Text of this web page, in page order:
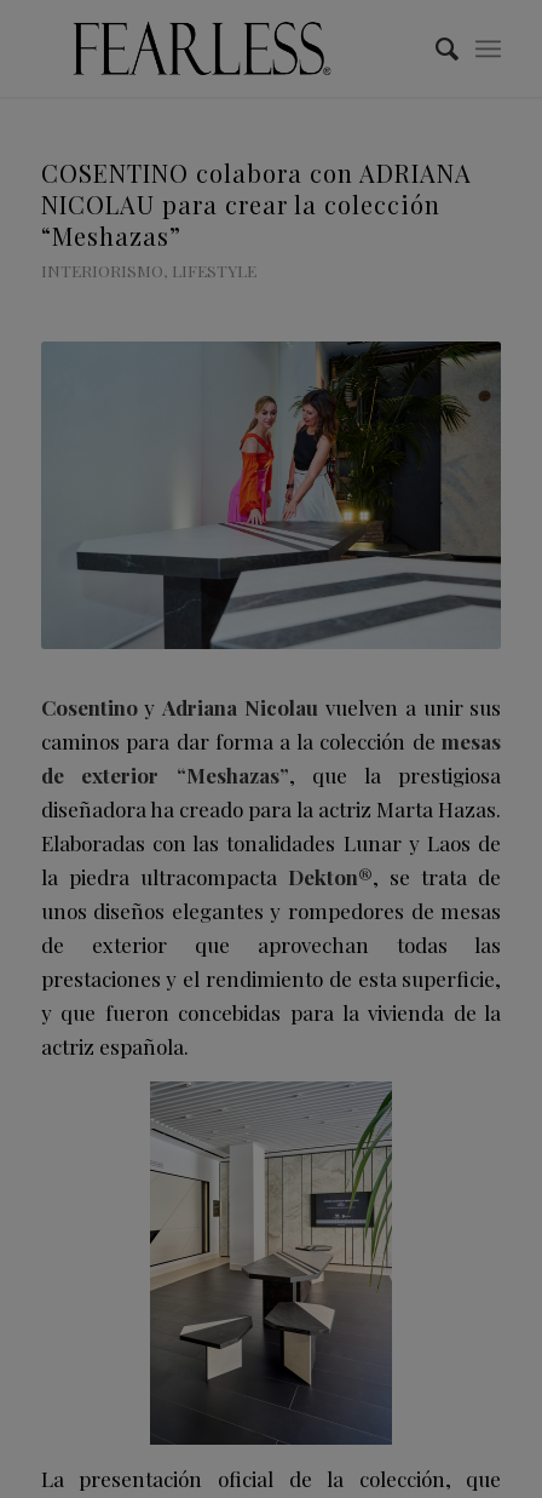
COSENTINO colabora con ADRIANA
NICOLAU para crear la colección
“Meshazas”
INTERIORISMO, LIFESTYLE
Cosentino y Adriana Nicolau vuelven a unir sus
caminos para dar forma a la colección demesas
de exterior “Meshazas”, que la prestigiosa
diseñadora ha creado para la actriz Marta Hazas.
Elaboradas con las tonalidades Lunar y Laos de
la piedra ultracompacta Dekton®, se trata de
unos diseños elegantes y rompedores de mesas
de exterior que aprovechan todas las
prestaciones y el rendimiento de esta superficie,
y que fueron concebidas para la vivienda de la
actriz española.
La presentación oficial de la colección, que